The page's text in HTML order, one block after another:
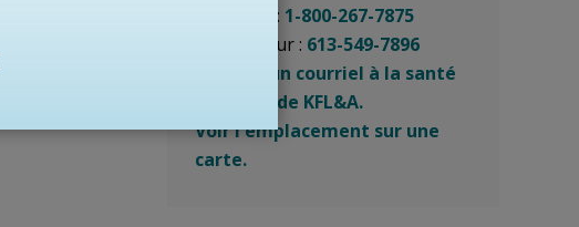
Sans frais: 1-800-267-7875
Télécopieur : 613-549-7896
Envoyer un courriel à la santé
publique de KFL&A.
Voir l'emplacement sur une
carte.